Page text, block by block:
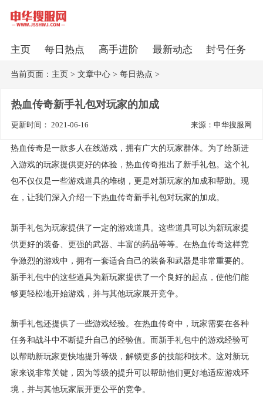
主页 每日热点 高手进阶 最新动态 封号任务
当前页面： 主页> 文章中心> 每日热点 >
热血传奇新手礼包对玩家的加成
更新时间： 2021-06-16 来源：申华搜服网
热血传奇是一款多人在线游戏，拥有广大的玩家群体。为了给新进
入游戏的玩家提供更好的体验，热血传奇推出了新手礼包。这个礼
包不仅仅是一些游戏道具的堆砌，更是对新玩家的加成和帮助。现
在，让我们深入介绍一下热血传奇新手礼包对玩家的加成。
新手礼包为玩家提供了一定的游戏道具。这些道具可以为新玩家提
供更好的装备、更强的武器、丰富的药品等等。在热血传奇这样竞
争激烈的游戏中，拥有一套适合自己的装备和武器是非常重要的。
新手礼包中的这些道具为新玩家提供了一个良好的起点，使他们能
够更轻松地开始游戏，并与其他玩家展开竞争。
新手礼包还提供了一些游戏经验。在热血传奇中，玩家需要在各种
任务和战斗中不断提升自己的经验值。而新手礼包中的游戏经验可
以帮助新玩家更快地提升等级，解锁更多的技能和技术。这对新玩
家来说非常关键，因为等级的提升可以帮助他们更好地适应游戏环
境，并与其他玩家展开更公平的竞争。